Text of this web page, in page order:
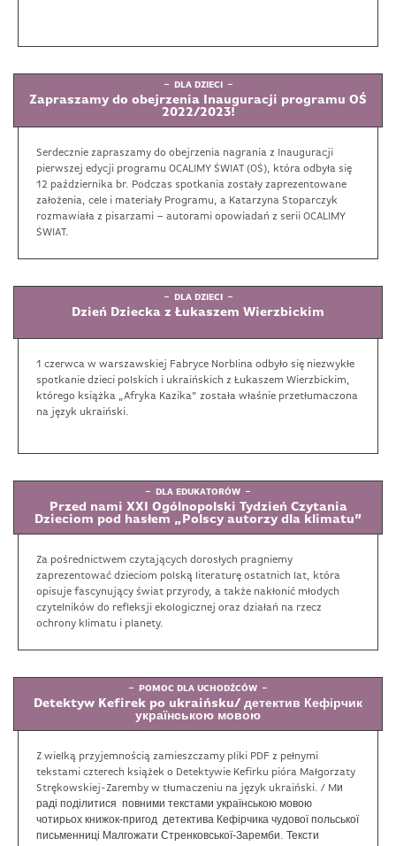
DLA DZIECI
Zapraszamy do obejrzenia Inauguracji programu OŚ
2022/2023!
Serdecznie zapraszamy do obejrzenia nagrania z Inauguracji
pierwszej edycji programu OCALIMY ŚWIAT (OŚ), która odbyła się
12 października br. Podczas spotkania zostały zaprezentowane
założenia, cele i materiały Programu, a Katarzyna Stoparczyk
rozmawiała z pisarzami – autorami opowiadań z serii OCALIMY
ŚWIAT.
DLA DZIECI
Dzień Dziecka z Łukaszem Wierzbickim
1 czerwca w warszawskiej Fabryce Norblina odbyło się niezwykłe
spotkanie dzieci polskich i ukraińskich z Łukaszem Wierzbickim,
którego książka „Afryka Kazika” została właśnie przetłumaczona
na język ukraiński.
DLA EDUKATORÓW
Przed nami XXI Ogólnopolski Tydzień Czytania
Dzieciom pod hasłem „Polscy autorzy dla klimatu”
Za pośrednictwem czytających dorosłych pragniemy
zaprezentować dzieciom polską literaturę ostatnich lat, która
opisuje fascynujący świat przyrody, a także nakłonić młodych
czytelników do refleksji ekologicznej oraz działań na rzecz
ochrony klimatu i planety.
POMOC DLA UCHODŹCÓW
Detektyw Kefirek po ukraińsku/ детектив Кефірчик
українською мовою
Z wielką przyjemnością zamieszczamy pliki PDF z pełnymi
tekstami czterech książek o Detektywie Kefirku pióra Małgorzaty
Strękowskiej-Zaremby w tłumaczeniu na język ukraiński. / Mи
раді поділитися повними текстами українською мовою
чотирьох книжок-пригод детектива Кефірчика чудової польської
письменниці Малгожати Стренковської-Заремби. Тексти